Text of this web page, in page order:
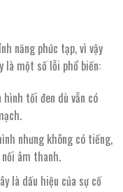
năng phức tạp, vì vậy
là một số lỗi phổ biến:
hình tối đen dù vẫn có
nhưng không có tiếng,
âm thanh.
là dấu hiệu của sự cố